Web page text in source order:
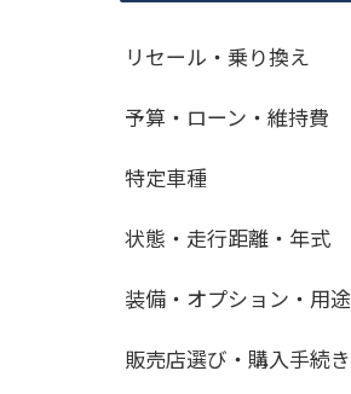
リセール・乗り換え
予算・ローン・維持費
特定車種
状態・走行距離・年式
装備・オプション・用途
販売店選び・購入手続き